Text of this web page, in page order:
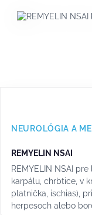
NEUROLÓGIA A
REMYELIN NSAI
REMYELIN NSAI
karpálu, chrbtice, v
platnička, ischias),
herpesoch alebo